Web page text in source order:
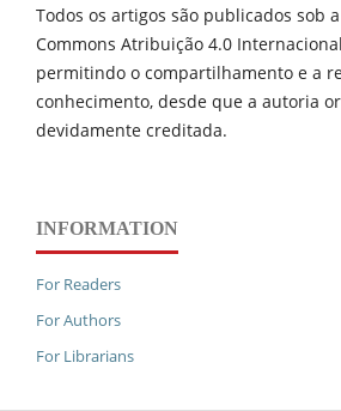
Todos os artigos são publicados sob
Commons Atribuição 4.0 Internacional
permitindo o compartilhamento e a
conhecimento, desde que a autoria
devidamente creditada.
INFORMATION
For Readers
For Authors
For Librarians